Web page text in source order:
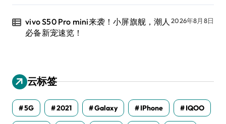
vivo S50 Pro mini来袭！小屏旗舰，潮人
必备新宠速览！
2026年8月8日
云标签
5G 2021 Galaxy IPhone IQOO